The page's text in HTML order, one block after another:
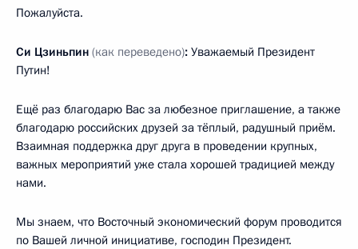
Пожалуйста.
Си Цзиньпин (как переведено): Уважаемый Президент
Путин!
Ещё раз благодарю Вас за любезное приглашение, а также
благодарю российских друзей за тёплый, радушный приём.
Взаимная поддержка друг друга в проведении крупных,
важных мероприятий уже стала хорошей традицией между
нами.
Мы знаем, что Восточный экономический форум проводится
по Вашей личной инициативе, господин Президент.